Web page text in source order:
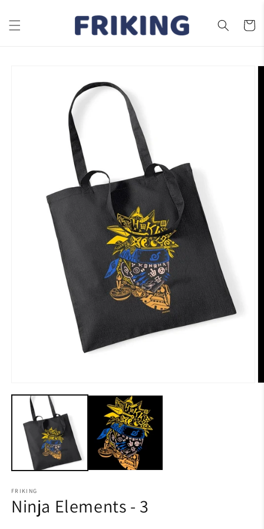
al contenido
Carrito
FRIKING
Ninja Elements - 3